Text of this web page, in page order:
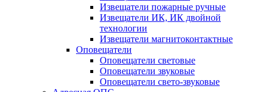
Извещатели пожарные ручные
Извещатели ИК, ИК двойной
технологии
Извещатели магнитоконтактные
Оповещатели
Оповещатели световые
Оповещатели звуковые
Оповещатели свето-звуковые